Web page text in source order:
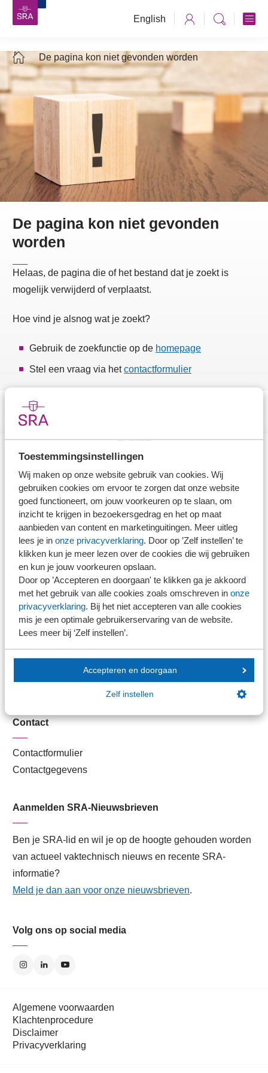
Toestemmingsinstellingen
Wij maken op onze website gebruik van cookies. Wij
gebruiken cookies om ervoor te zorgen dat onze website
goed functioneert, om jouw voorkeuren op te slaan, om
inzicht te krijgen in bezoekersgedrag en het op maat
aanbieden van content en marketinguitingen. Meer uitleg
lees je in onze privacyverklaring. Door op ’Zelf instellen’ te
klikken kun je meer lezen over de cookies die wij gebruiken
en kun je jouw voorkeuren opslaan.
Door op ’Accepteren en doorgaan' te klikken ga je akkoord
met het gebruik van alle cookies zoals omschreven in onze
privacyverklaring. Bij het niet accepteren van alle cookies
mis je een optimale gebruikerservaring van de website.
Lees meer bij ‘Zelf instellen’.
Accepteren en doorgaan
Zelf instellen
English
De pagina kon niet gevonden worden
De pagina kon niet gevonden
worden
Helaas, de pagina die of het bestand dat je zoekt is
mogelijk verwijderd of verplaatst.
Hoe vind je alsnog wat je zoekt?
Gebruik de zoekfunctie op de homepage
Stel een vraag via hetcontactformulier
Stel je vaktechnische vraag
Branche in Zicht
Dossiers
Kantoorvinder
Nieuwsbank
Handige links
Veilig bestanden delen
SRA-gecertificeerd
Lid worden
Contact
Contactformulier
Contactgegevens
Aanmelden SRA-Nieuwsbrieven
Ben je SRA-lid en wil je op de hoogte gehouden worden
van actueel vaktechnisch nieuws en recente SRA-
informatie?
Meld je dan aan voor onze nieuwsbrieven.
Volg ons op social media
Algemene voorwaarden
Klachtenprocedure
Disclaimer
Privacyverklaring